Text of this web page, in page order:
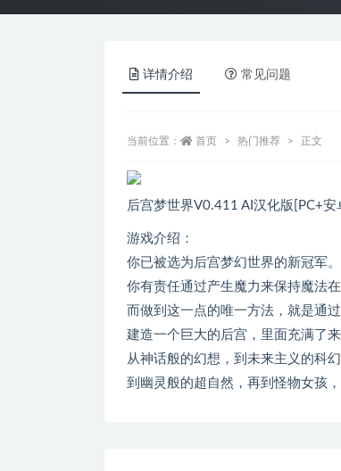
详情介绍 常见问题
当前位置： 首页 热门推荐 正文
后宫梦世界V0.411 AI汉化版[PC+
游戏介绍：
你已被选为后宫梦幻世界的新冠军。
你有责任通过产生魔力来保持魔法在
而做到这一点的唯一方法，就是通过
建造一个巨大的后宫，里面充满了
从神话般的幻想，到未来主义的科幻
到幽灵般的超自然，再到怪物女孩